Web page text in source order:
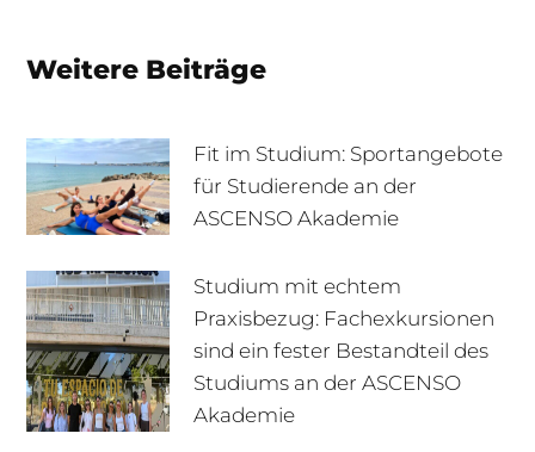
Weitere Beiträge
Fit im Studium: Sportangebote
für Studierende an der
ASCENSO Akademie
Studium mit echtem
Praxisbezug: Fachexkursionen
sind ein fester Bestandteil des
Studiums an der ASCENSO
Akademie